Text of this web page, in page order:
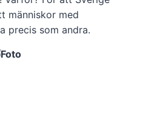
människor med
precis som andra.